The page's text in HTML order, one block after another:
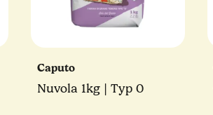
Caputo
Nuvola 1kg | Typ 0